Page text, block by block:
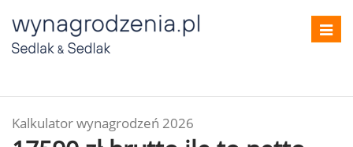
Kalkulator wynagrodzeń 2026